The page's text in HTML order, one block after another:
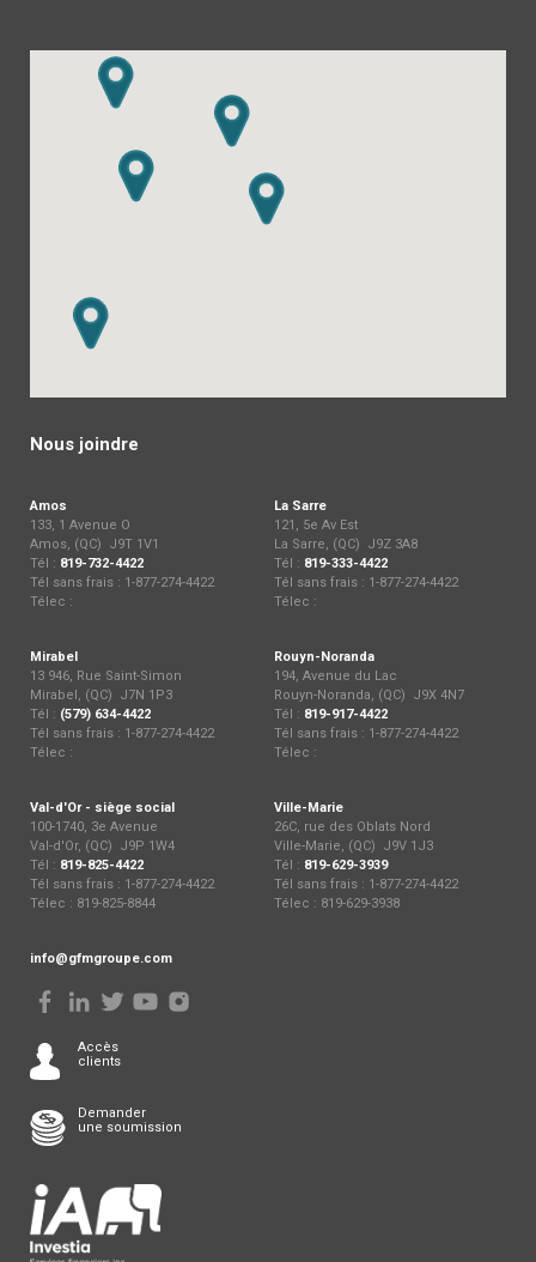
Nous joindre
Amos
133, 1 Avenue O
Amos, (QC) J9T 1V1
Tél : 819-732-4422
Tél sans frais : 1-877-274-4422
Télec :
La Sarre
121, 5e Av Est
La Sarre, (QC) J9Z 3A8
Tél : 819-333-4422
Tél sans frais : 1-877-274-4422
Télec :
Mirabel
13 946, Rue Saint-Simon
Mirabel, (QC) J7N 1P3
Tél : (579) 634-4422
Tél sans frais : 1-877-274-4422
Télec :
Rouyn-Noranda
194, Avenue du Lac
Rouyn-Noranda, (QC) J9X 4N7
Tél : 819-917-4422
Tél sans frais : 1-877-274-4422
Télec :
Val-d'Or - siège social
100-1740, 3e Avenue
Val-d'Or, (QC) J9P 1W4
Tél : 819-825-4422
Tél sans frais : 1-877-274-4422
Télec : 819-825-8844
Ville-Marie
26C, rue des Oblats Nord
Ville-Marie, (QC) J9V 1J3
Tél : 819-629-3939
Tél sans frais : 1-877-274-4422
Télec : 819-629-3938
info@gfmgroupe.com
Accès
clients
Demander
une soumission